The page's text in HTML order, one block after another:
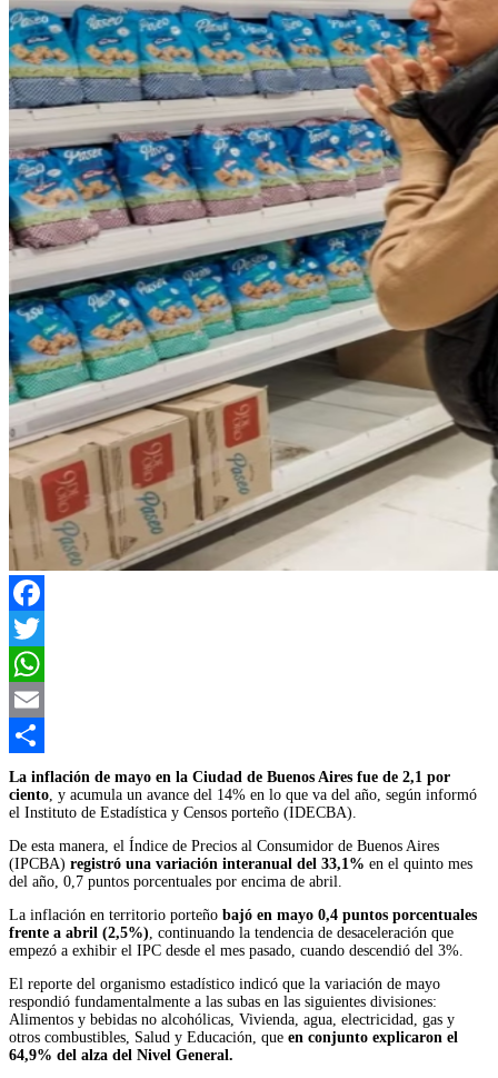
Facebook
Twitter
WhatsApp
Email
Compartir
La inflación de mayo en la Ciudad de Buenos Aires fue de 2,1 por
ciento , y acumula un avance del 14% en lo que va del año, según informó
el Instituto de Estadística y Censos porteño (IDECBA).
De esta manera, el Índice de Precios al Consumidor de Buenos Aires
(IPCBA) registró una variación interanual del 33,1% en el quinto mes
del año, 0,7 puntos porcentuales por encima de abril.
La inflación en territorio porteño bajó en mayo 0,4 puntos porcentuales
frente a abril (2,5%) , continuando la tendencia de desaceleración que
empezó a exhibir el IPC desde el mes pasado, cuando descendió del 3%.
El reporte del organismo estadístico indicó que la variación de mayo
respondió fundamentalmente a las subas en las siguientes divisiones:
Alimentos y bebidas no alcohólicas, Vivienda, agua, electricidad, gas y
otros combustibles, Salud y Educación, que en conjunto explicaron el
64,9% del alza del Nivel General.